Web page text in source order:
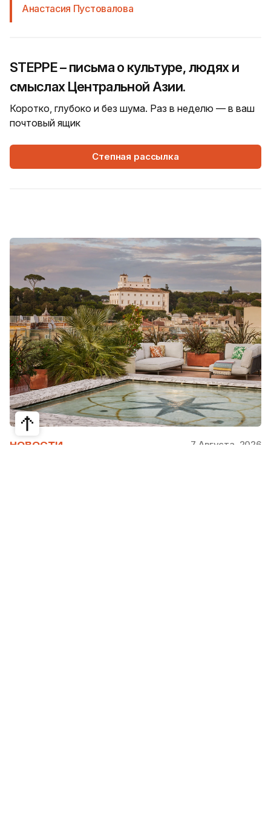
Анастасия Пустовалова
STEPPE – письма о культуре, людях и
смыслах Центральной Азии.
Коротко, глубоко и без шума. Раз в неделю — в ваш
почтовый ящик
Степная рассылка
НОВОСТИ 7 Августа, 2026